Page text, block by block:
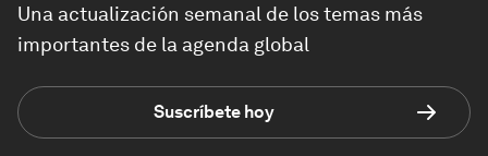
Una actualización semanal de los temas más
importantes de la agenda global
Suscríbete hoy